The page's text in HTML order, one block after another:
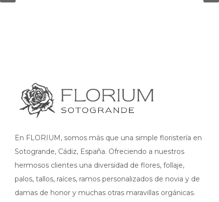
En FLORIUM, somos más que una simple floristería en
Sotogrande, Cádiz, España. Ofreciendo a nuestros
hermosos clientes una diversidad de flores, follaje,
palos, tallos, raíces, ramos personalizados de novia y de
damas de honor y muchas otras maravillas orgánicas.